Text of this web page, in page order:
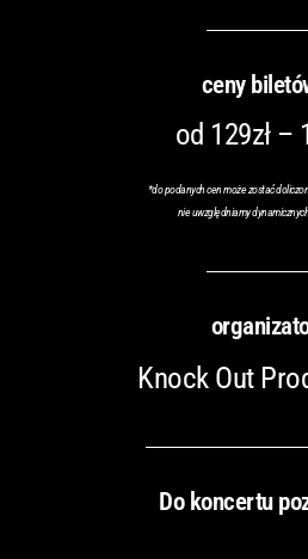
ceny
od 129zł –
*do podanych cen może zostać
nie uwzględniamy
Knock Out
Do koncertu